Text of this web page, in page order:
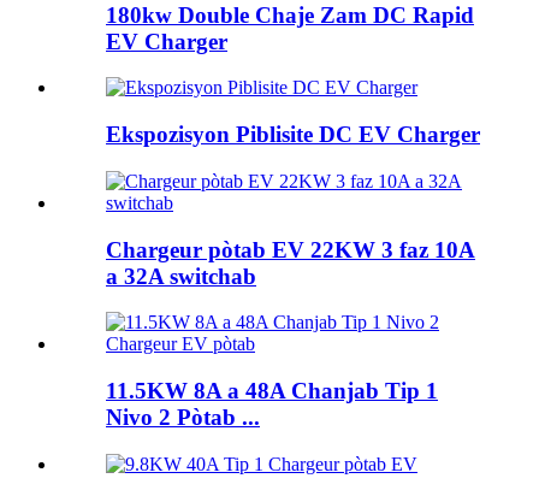
180kw Double Chaje Zam DC Rapid
EV Charger
Ekspozisyon Piblisite DC EV Charger
Chargeur pòtab EV 22KW 3 faz 10A
a 32A switchab
11.5KW 8A a 48A Chanjab Tip 1
Nivo 2 Pòtab ...